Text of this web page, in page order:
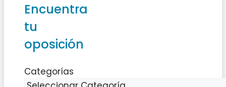
Encuentra
tu
oposición
Categorías